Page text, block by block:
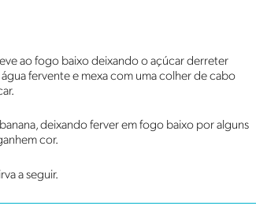
ao fogo baixo deixando o açúcar derreter
fervente e mexa com uma colher de cabo
deixando ferver em fogo baixo por alguns
cor.
a seguir.